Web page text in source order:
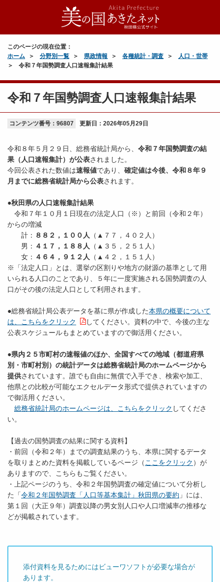
このページの現在位置：
ホーム
分野別一覧 県政情報 各種統計・調査
人口・世帯
令和７年国勢調査人口速報集計結果
令和７年国勢調査人口速報集計結果
コンテンツ番号：96807 更新日： 2026年05月29日
令和８年５月２９日、総務省統計局から、 令和７年国勢調査の結
果（人口速報集計）が公表されました。
今回公表された数値は速報値であり、 確定値は今後、令和８年９
月までに総務省統計局から公表されます。
●秋田県の人口速報集計結果
令和７年１０月１日現在の法定人口（※）と前回（令和２年）
からの増減
計： ８８２，１００人
（▲７７，４０２人）
男： ４１７，１８８人
（▲３５，２５１人）
女： ４６４，９１２人
（▲４２，１５１人）
※「法定人口」とは、選挙の区割りや地方の財源の基準として用
いられる人口のことであり、５年に一度実施される国勢調査の人
口がその後の法定人口として利用されます。
●総務省統計局公表データを基に県が作成した本県の概要について
は、こちらをクリック
してください。資料の中で、今後の主な
公表スケジュールもまとめていますので御活用ください。
●県内２５市町村の速報値のほか、全国すべての地域（都道府県
別・市町村別）の統計データは総務省統計局のホームページから
提供されています。誰でも自由に無償で入手でき、検索や加工、
他県との比較が可能なエクセルデータ形式で提供されていますの
で御活用ください。
総務省統計局のホームページは、こちらをクリック してくださ
い。
【過去の国勢調査の結果に関する資料】
・前回（令和２年）までの調査結果のうち、本県に関するデータ
を取りまとめた資料を掲載しているページ（ ここをクリック ）が
ありますので、こちらもご覧ください。
・上記ページのうち、令和２年国勢調査の確定値について分析し
た「令和２年国勢調査「人口等基本集計」秋田県の要約 」には、
第１回（大正９年）調査以降の男女別人口や人口増減率の推移な
どが掲載されています。
添付資料を見るためにはビューワソフトが必要な場合が
あります。